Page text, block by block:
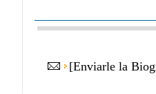
[Enviarle la